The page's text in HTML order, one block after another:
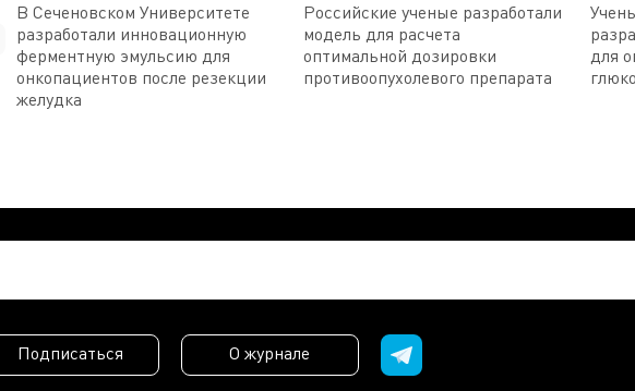
В Сеченовском Университете
разработали инновационную
ферментную эмульсию для
онкопациентов после резекции
желудка
Российские ученые разработали
модель для расчета
оптимальной дозировки
противоопухолевого препарата
для
Подписаться О журнале